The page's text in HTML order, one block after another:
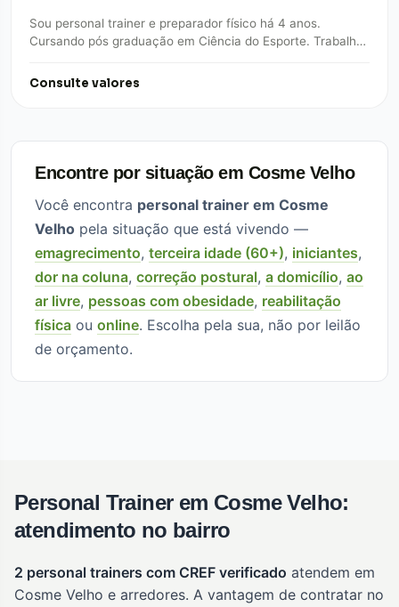
Sou personal trainer e preparador físico há 4 anos.
Cursando pós graduação em Ciência do Esporte. Trabalho
Consulte valores
Encontre por situação em Cosme Velho
Você encontra personal trainer em Cosme
Velho pela situação que está vivendo —
emagrecimento, terceira idade (60+), iniciantes,
dor na coluna, correção postural, a domicílio, ao
ar livre, pessoas com obesidade, reabilitação
física ou online. Escolha pela sua, não por leilão
de orçamento.
Personal Trainer em Cosme Velho:
atendimento no bairro
2 personal trainers com CREF verificado atendem em
Cosme Velho e arredores. A vantagem de contratar no